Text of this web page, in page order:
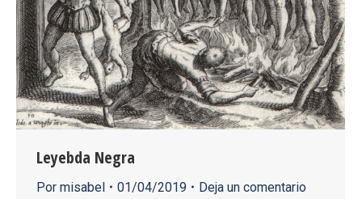
Leyebda Negra
Por misabel 01/04/2019 Deja un comentario